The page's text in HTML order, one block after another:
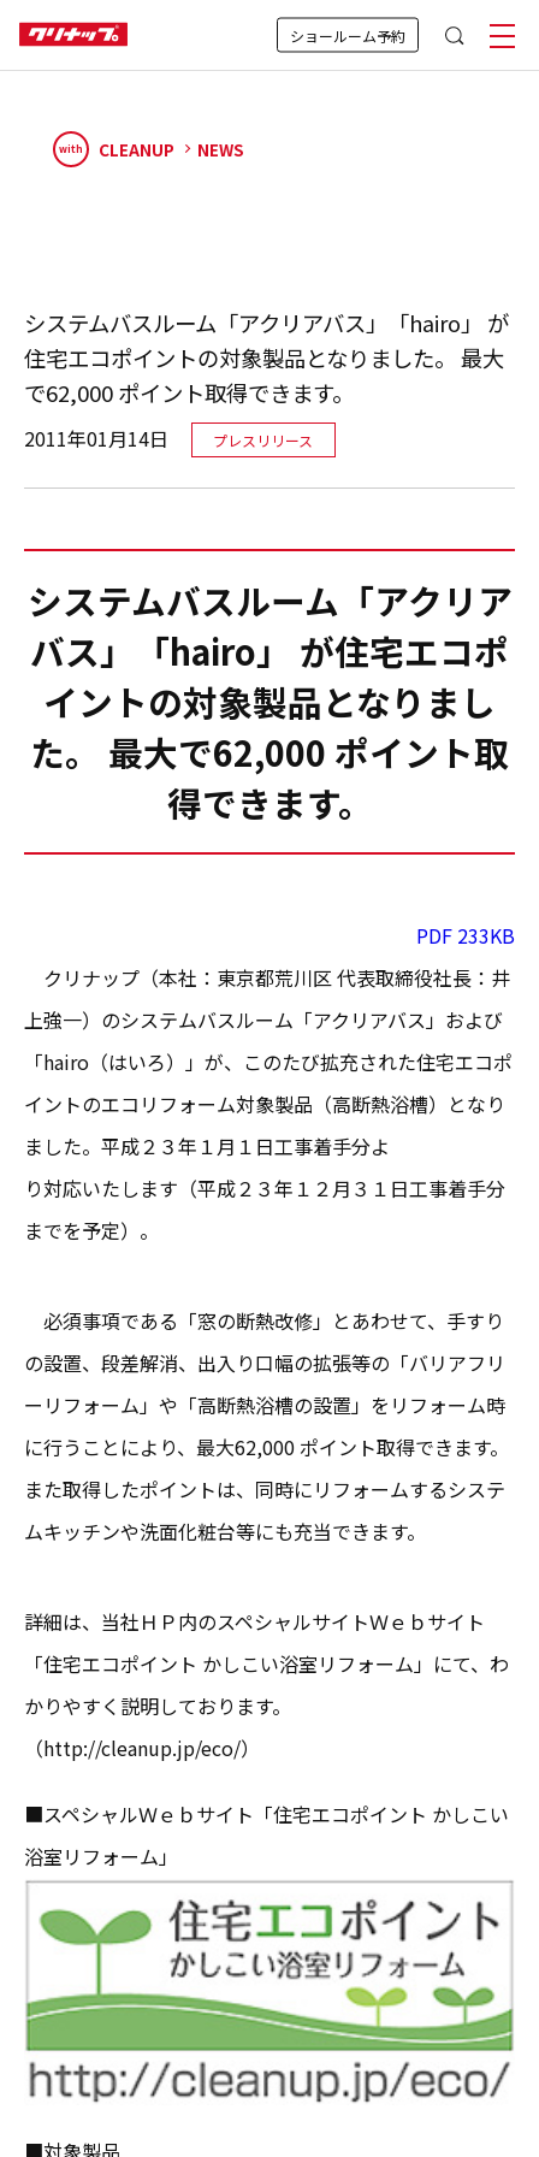
ショールーム予約
with CLEANUP NEWS
システムバスルーム「アクリアバス」「hairo」 が
住宅エコポイントの対象製品となりました。 最大
で62,000 ポイント取得できます。
2011年01月14日 プレスリリース
システムバスルーム「アクリア
バス」「hairo」 が住宅エコポ
イントの対象製品となりまし
た。 最大で62,000 ポイント取
得できます。
PDF 233KB
クリナップ（本社：東京都荒川区 代表取締役社長：井
上強一）のシステムバスルーム「アクリアバス」および
「hairo（はいろ）」が、このたび拡充された住宅エコポ
イントのエコリフォーム対象製品（高断熱浴槽）となり
ました。平成２３年１月１日工事着手分よ
り対応いたします（平成２３年１２月３１日工事着手分
までを予定）。
必須事項である「窓の断熱改修」とあわせて、手すり
の設置、段差解消、出入り口幅の拡張等の「バリアフリ
ーリフォーム」や「高断熱浴槽の設置」をリフォーム時
に行うことにより、最大62,000 ポイント取得できます。
また取得したポイントは、同時にリフォームするシステ
ムキッチンや洗面化粧台等にも充当できます。
詳細は、当社ＨＰ内のスペシャルサイトＷｅｂサイト
「住宅エコポイント かしこい浴室リフォーム」にて、わ
かりやすく説明しております。
（http://cleanup.jp/eco/）
■スペシャルＷｅｂサイト「住宅エコポイント かしこい
浴室リフォーム」